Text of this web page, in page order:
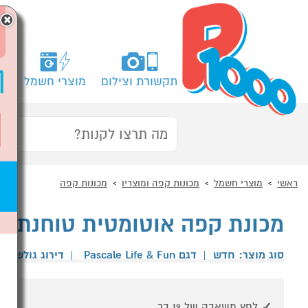
תקשורת וצילום מוצרי חשמל
ראשי מוצרי חשמל מכונות קפה ומוצריו מכונות קפה
מכונת קפה אוטומטית טוחנת Pascale Life & Fun כסוף
סוג מוצר: חדש | דגם Pascale Life & Fun | דירוג גולשים
×